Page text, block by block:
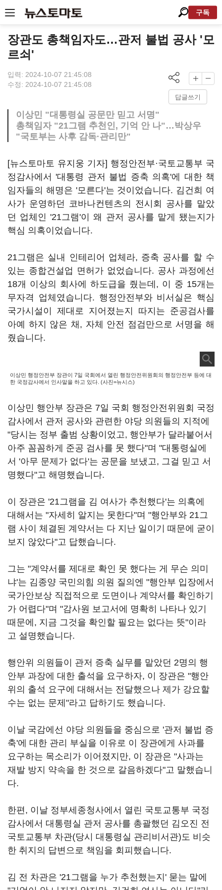
구독
장관도 총책임자도…관저 불법 공사 '모
르쇠'
입력: 2024-10-07 21:45:08
수정: 2024-10-07 21:45:08
답글쓰기
이상민 "대통령실 공문만 믿고 서명"
총책임자 "21그램 추천인, 기억 안 나"…박상우
"국토부는 사후 감독·관리만"
[뉴스토마토 유지웅 기자] 행정안전부·국토교통부 국
정감사에서 '대통령 관저 불법 증축 의혹'에 대한 책
임자들의 해명은 '모른다'는 것이었습니다. 김건희 여
사가 운영하던 코바나컨텐츠의 전시회 공사를 맡았
던 업체인 '21그램'이 왜 관저 공사를 맡게 됐는지가
핵심 의혹이었습니다.
21그램은 실내 인테리어 업체라, 증축 공사를 할 수
있는 종합건설업 면허가 없었습니다. 공사 과정에선
18개 이상의 회사에 하도급을 줬는데, 이 중 15개는
무자격 업체였습니다. 행정안전부와 비서실은 핵심
국가시설이 제대로 지어졌는지 따지는 준공검사를
아예 하지 않은 채, 자체 안전 점검만으로 서명을 해
줬습니다.
이상민 행정안전부 장관이 7일 국회에서 열린 행정안전위원회의 행정안전부 등에 대
한 국정감사에서 인사말을 하고 있다. (사진=뉴시스)
이상민 행안부 장관은 7일 국회 행정안전위원회 국정
감사에서 관저 공사와 관련한 야당 의원들의 지적에
"당시는 정부 출범 상황이었고, 행안부가 달라붙어서
아주 꼼꼼하게 준공 검사를 못 했다"며 "대통령실에
서 '아무 문제가 없다'는 공문을 보냈고, 그걸 믿고 서
명했다"고 해명했습니다.
이 장관은 '21그램을 김 여사가 추천했다'는 의혹에
대해서는 "자세히 알지는 못한다"며 "행안부와 21그
램 사이 체결된 계약서는 다 지난 일이기 때문에 굳이
보지 않았다"고 답했습니다.
그는 "계약서를 제대로 확인 못 했다는 게 무슨 의미
냐'는 김종양 국민의힘 의원 질의엔 "행안부 입장에서
국가안보상 직접적으로 도면이나 계약서를 확인하기
가 어렵다"며 "감사원 보고서에 명확히 나타나 있기
때문에, 지금 그것을 확인할 필요는 없다는 뜻"이라
고 설명했습니다.
행안위 의원들이 관저 증축 실무를 맡았던 2명의 행
안부 과장에 대한 출석을 요구하자, 이 장관은 "행안
위의 출석 요구에 대해서는 전달했으나 제가 강요할
수는 없는 문제"라고 답하기도 했습니다.
이날 국감에선 야당 의원들을 중심으로 '관저 불법 증
축'에 대한 관리 부실을 이유로 이 장관에게 사과를
요구하는 목소리가 이어졌지만, 이 장관은 "사과는
재발 방지 약속을 한 것으로 갈음하겠다"고 말했습니
다.
한편, 이날 정부세종청사에서 열린 국토교통부 국정
감사에서 대통령실 관저 공사를 총괄했던 김오진 전
국토교통부 차관(당시 대통령실 관리비서관)도 비슷
한 취지의 답변으로 책임을 회피했습니다.
김 전 차관은 '21그램을 누가 추천했는지' 묻는 말에